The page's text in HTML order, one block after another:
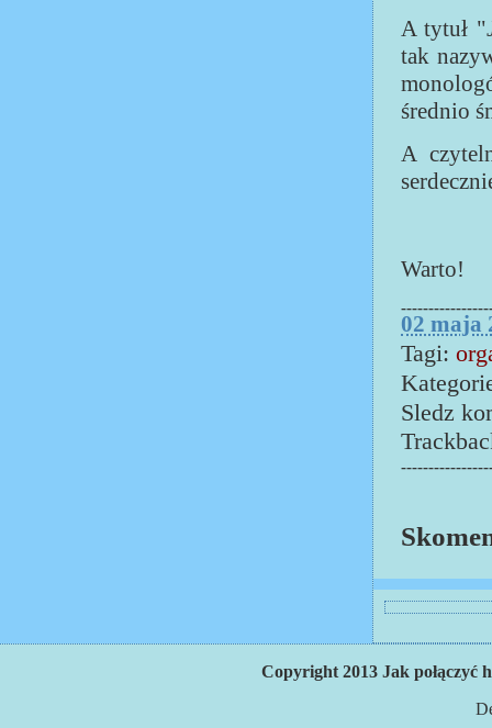
A tytuł "
tak
średnio
A
Warto!
02 maja
Tagi:
Sledz
Copyright 2013 Jak połączyć